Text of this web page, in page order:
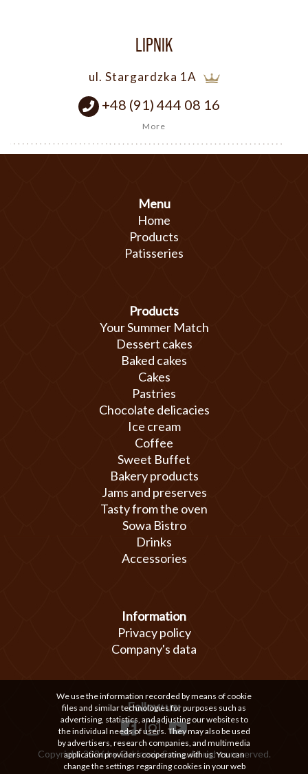
LIPNIK
ul. Stargardzka 1A
+48 (91) 444 08 16
More
Menu
Home
Products
Patisseries
Products
Your Summer Match
Dessert cakes
Baked cakes
Cakes
Pastries
Chocolate delicacies
Ice cream
Coffee
Sweet Buffet
Bakery products
Jams and preserves
Tasty from the oven
Sowa Bistro
Drinks
Accessories
Information
Privacy policy
Company's data
Follow us:
Copyright 2026 by Cukiernia Sowa. All rights reserved.
We use the information recorded by means of cookie
files and similar technologies for purposes such as
advertising, statistics, and adjusting our websites to
the individual needs of users. They may also be used
by advertisers, research companies, and multimedia
application providers cooperating with us. You can
change the settings regarding cookies in your web